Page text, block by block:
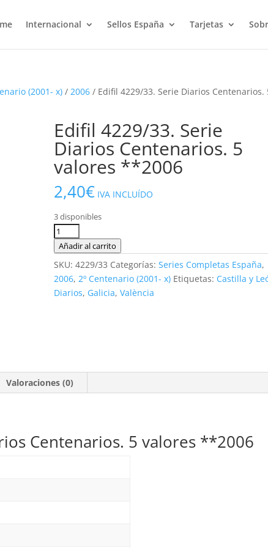
Internacional Sellos España Tarjetas
(2001- x) /2006 / Edifil 4229/33. Serie Diarios Centenarios.
Edifil 4229/33. Serie
Diarios Centenarios. 5
valores **2006
2,40€ IVA INCLUÍDO
3 disponibles
Edifil
4229/33.
Centenarios.
Añadir al carrito
SKU:4229/33 Categorías:Series Completas España,
2006,2º Centenario (2001- x) Etiquetas: Castilla y
Diarios, Galicia,València
Valoraciones (0)
Centenarios. 5 valores **2006